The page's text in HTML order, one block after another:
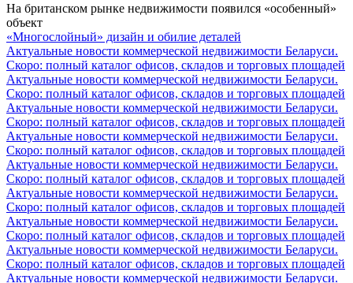
На британском рынке недвижимости появился «особенный»
объект
«Многослойный» дизайн и обилие деталей
Актуальные новости коммерческой недвижимости Беларуси.
Скоро: полный каталог офисов, складов и торговых площадей
Актуальные новости коммерческой недвижимости Беларуси.
Скоро: полный каталог офисов, складов и торговых площадей
Актуальные новости коммерческой недвижимости Беларуси.
Скоро: полный каталог офисов, складов и торговых площадей
Актуальные новости коммерческой недвижимости Беларуси.
Скоро: полный каталог офисов, складов и торговых площадей
Актуальные новости коммерческой недвижимости Беларуси.
Скоро: полный каталог офисов, складов и торговых площадей
Актуальные новости коммерческой недвижимости Беларуси.
Скоро: полный каталог офисов, складов и торговых площадей
Актуальные новости коммерческой недвижимости Беларуси.
Скоро: полный каталог офисов, складов и торговых площадей
Актуальные новости коммерческой недвижимости Беларуси.
Скоро: полный каталог офисов, складов и торговых площадей
Актуальные новости коммерческой недвижимости Беларуси.